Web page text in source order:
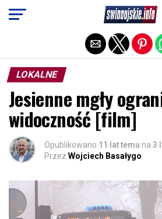
LOKALNE
Jesienne mgły
widoczność [film]
Opublikowano 11 lat temu na 3
Przez Wojciech Basałygo
Exit mobile